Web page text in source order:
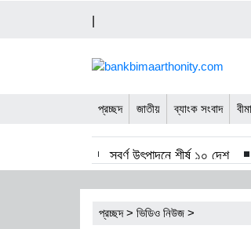
প্রচ্ছদ জাতীয় ব্যাংক সংবাদ
স্বর্ণ উৎপাদনে শীর্ষ ১০ দেশ
সাপ্তাহিক লেনদেনের শীর্ষে সুহৃদ
ন্যাশনাল ফিড মিলের দ্বিতীয়
প্রচ্ছদ> ভিডিও নিউজ >